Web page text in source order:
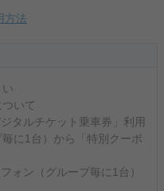
方法
いて
タルチケット乗車券」利用
に1台）から「特別クーポ
ォン（グループ毎に1台）